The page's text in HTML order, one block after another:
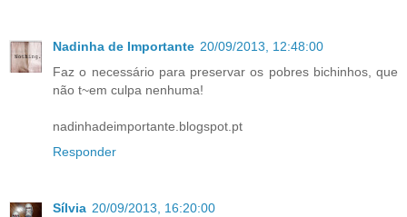
Nadinha de Importante 20/09/2013, 12:48:00
Faz o necessário para preservar os pobres bichinhos, que
não t~em culpa nenhuma!
nadinhadeimportante.blogspot.pt
Responder
Sílvia 20/09/2013, 16:20:00